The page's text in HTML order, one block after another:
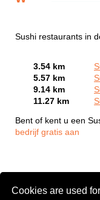
Cookies are used
Sushi restaurants in
3.54 km
5.57 km
9.14 km
11.27 km
Bent of kent u een
bedrijf gratis aan
Snackbar 🍟